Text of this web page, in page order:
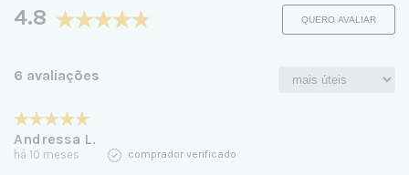
4.8 QUERO AVALIAR
6 avaliações
Andressa L.
há 10 meses comprador verificado